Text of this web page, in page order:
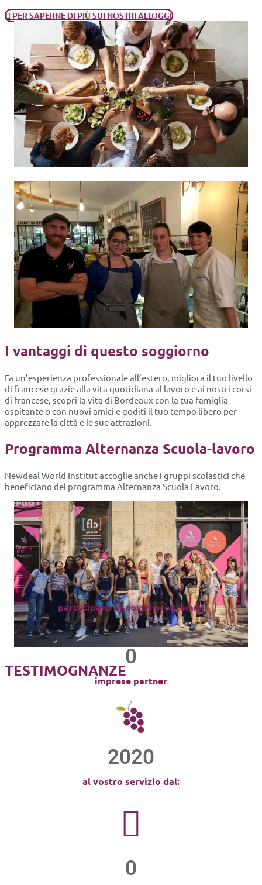
PER SAPERNE DI PIÙ SUI NOSTRI ALLOGGI
I vantaggi di questo soggiorno
Fa un’esperienza professionale all’estero, migliora il tuo livello
di francese grazie alla vita quotidiana al lavoro e ai nostri corsi
di francese, scopri la vita di Bordeaux con la tua famiglia
ospitante o con nuovi amici e goditi il tuo tempo libero per
apprezzare la città e le sue attrazioni.
Programma Alternanza Scuola-lavoro
Newdeal World Institut accoglie anche i gruppi scolastici che
beneficiano del programma Alternanza Scuola Lavoro.
TESTIMOGNANZE
0
partecipano ai nostri programmi
0
imprese partner
2020
al vostro servizio dal:
0